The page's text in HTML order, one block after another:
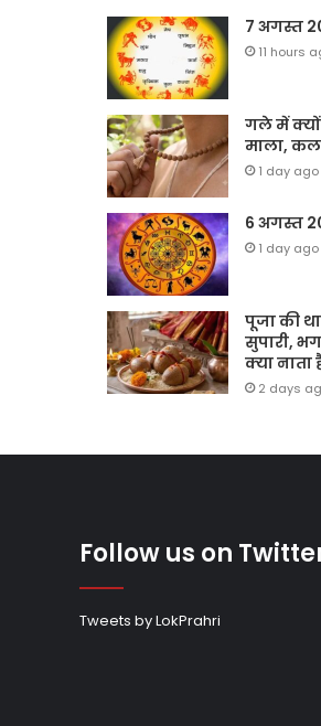
7 अगस्त
11 hours
गले में क्यों
माला,
1 day ago
6 अगस्त
1 day ago
पूजा की
सुपारी,
क्या नाता
2 days
Follow us on
Tweets by LokPrahri